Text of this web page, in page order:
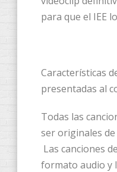
para que el IEE
Características
presentadas al
Todas las
ser originales
Las canciones
formato audio y